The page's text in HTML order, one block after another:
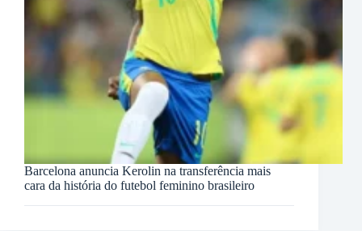
Barcelona anuncia Kerolin na transferência mais
cara da história do futebol feminino brasileiro